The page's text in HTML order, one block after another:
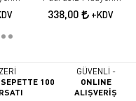
-
Eldiveni 100 lü Paket -
Large
338,00 +KDV
100
GÜVENLİ -
ONLINE
ALIŞVERİŞ